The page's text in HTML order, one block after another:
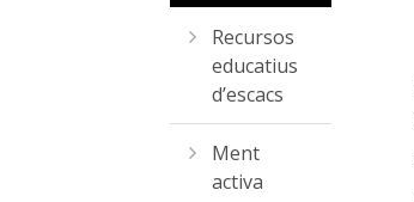
Recursos
educatius
d’escacs
Ment
activa